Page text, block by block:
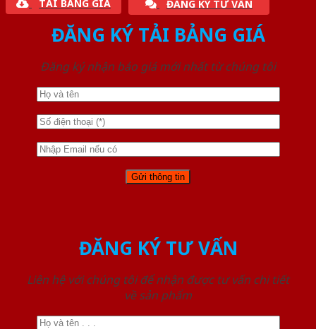
TẢI BẢNG GIÁ ĐĂNG KÝ TƯ VẤN
ĐĂNG KÝ TẢI BẢNG GIÁ
Đăng ký nhận báo giá mới nhất từ chúng tôi
ĐĂNG KÝ TƯ VẤN
Liên hệ với chúng tôi để nhận được tư vấn chi tiết
về sản phẩm